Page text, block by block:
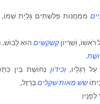
מִמַּחֲנוֹת פְּלִשְׁתִּים גָּלְיָת שְׁמוֹ,
רֹאשׁוֹ, וְשִׁרְיוֹן קַשְׂקַשִּׂים הוּא לָבוּשׁ,
עַל רַגְלָיו,וְכִידוֹן נְחֹושֶׁת בֵּין
שֵׁשׁ מֵאוֹת שְׁקָלִים בַּרְזֶל,